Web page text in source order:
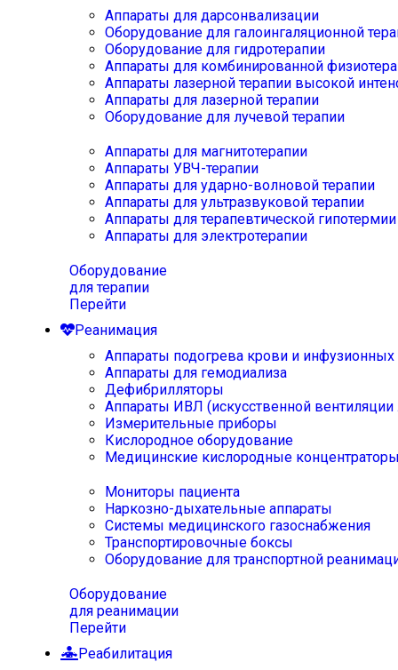
Аппараты для дарсонвализации
Оборудование для галоингаляционной
Оборудование для гидротерапии
Аппараты для комбинированной
Аппараты лазерной терапии высокой
Аппараты для лазерной терапии
Оборудование для лучевой терапии
Аппараты для магнитотерапии
Аппараты УВЧ-терапии
Аппараты для ударно-волновой терапии
Аппараты для ультразвуковой терапии
Аппараты для терапевтической
Аппараты для электротерапии
Оборудование
для терапии
Перейти
Реанимация
Аппараты подогрева крови и инфузионных
Аппараты для гемодиализа
Дефибрилляторы
Аппараты ИВЛ (искусственной вентиляции
Измерительные приборы
Кислородное оборудование
Медицинские кислородные
Мониторы пациента
Наркозно-дыхательные аппараты
Системы медицинского газоснабжения
Транспортировочные боксы
Оборудование для транспортной
Оборудование
для реанимации
Перейти
Реабилитация